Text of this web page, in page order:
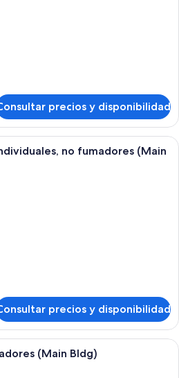
precios y disponibilidad
Habitación de hotel con dos camas,
no fumadores (Main
precios y disponibilidad
Habitación de hotel con dos camas,
(Main Bldg)